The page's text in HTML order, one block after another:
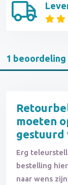
1 beoordeling
moeten
gestuurd
Erg
bestelling
naar wens